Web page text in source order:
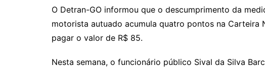
Rubiataba
O Detran-GO informou que o descumprimento da
motorista autuado acumula quatro pontos na Carteira
pagar o valor de R$ 85.
Nesta semana, o funcionário público Sival da Silva